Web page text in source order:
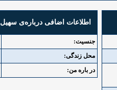
اطلاعات اضافی درباره‌ی سهیل
جنسیت:
محل زندگی:
در باره من: